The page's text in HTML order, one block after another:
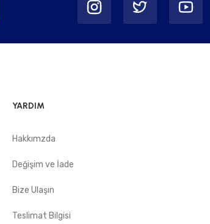
YARDIM
Hakkımzda
Değişim ve İade
Bize Ulaşın
Teslimat Bilgisi